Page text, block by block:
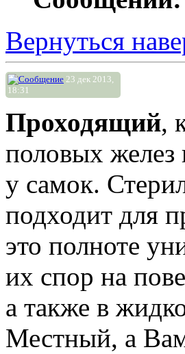
Вернуться
23 дек 2013,
18:31
Проходящий,
половых желез
у самок.
подходит для
это полноте
их спор на
а также в
Местный, а